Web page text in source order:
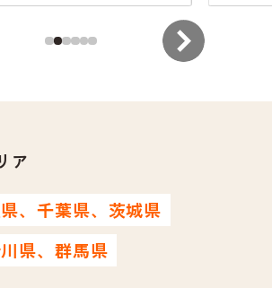
ア
、千葉県、茨城県
県、群馬県